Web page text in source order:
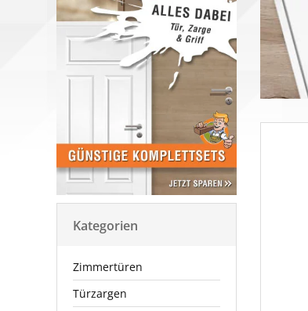
Kategorien
Zimmertüren
Türzargen